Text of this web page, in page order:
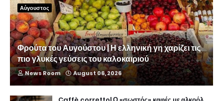
Αύγουστος
Φρούτα του Αυγούστου | Η ελληνική γη χαρίζει τις
πιο γλυκές γεύσεις του καλοκαιριού
News Room August 06, 2026